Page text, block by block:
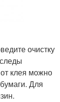
очистку
клея можно
Для